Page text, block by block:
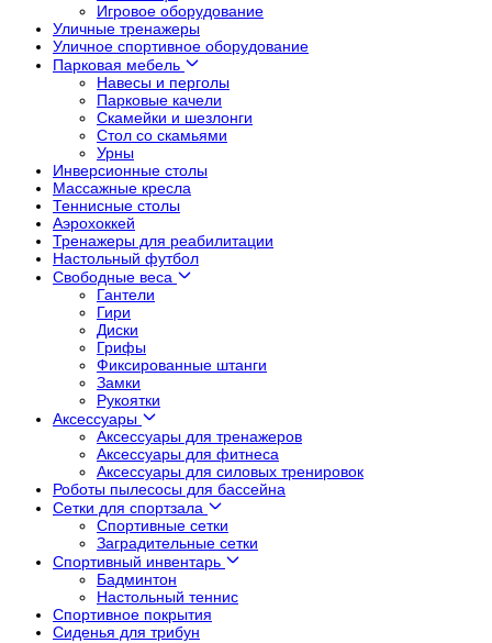
Игровое оборудование
Уличные тренажеры
Уличное спортивное оборудование
Парковая мебель
Навесы и перголы
Парковые качели
Скамейки и шезлонги
Стол со скамьями
Урны
Инверсионные столы
Массажные кресла
Теннисные столы
Аэрохоккей
Тренажеры для реабилитации
Настольный футбол
Свободные веса
Гантели
Гири
Диски
Грифы
Фиксированные штанги
Замки
Рукоятки
Аксессуары
Аксессуары для тренажеров
Аксессуары для фитнеса
Аксессуары для силовых тренировок
Роботы пылесосы для бассейна
Сетки для спортзала
Спортивные сетки
Заградительные сетки
Спортивный инвентарь
Бадминтон
Настольный теннис
Спортивное покрытия
Сиденья для трибун